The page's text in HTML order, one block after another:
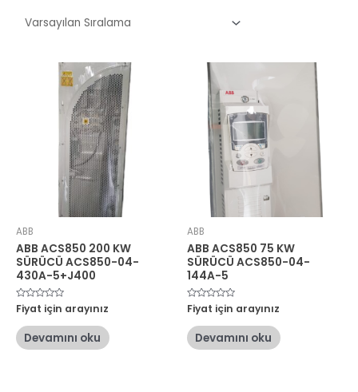
ABB
ABB ACS850 200 KW
SÜRÜCÜ ACS850-04-
430A-5+J400
5
üzerinden
oy
aldı
Fiyat için arayınız
Devamını oku
ABB
ABB ACS850 75 KW
SÜRÜCÜ ACS850-04-
144A-5
5
üzerinden
oy
aldı
Fiyat için arayınız
Devamını oku